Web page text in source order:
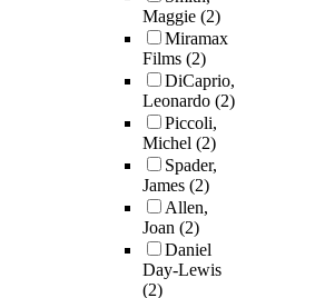
Maggie (2)
Miramax
Films (2)
DiCaprio,
Leonardo (2)
Piccoli,
Michel (2)
Spader,
James (2)
Allen,
Joan (2)
Daniel
Day-Lewis
(2)